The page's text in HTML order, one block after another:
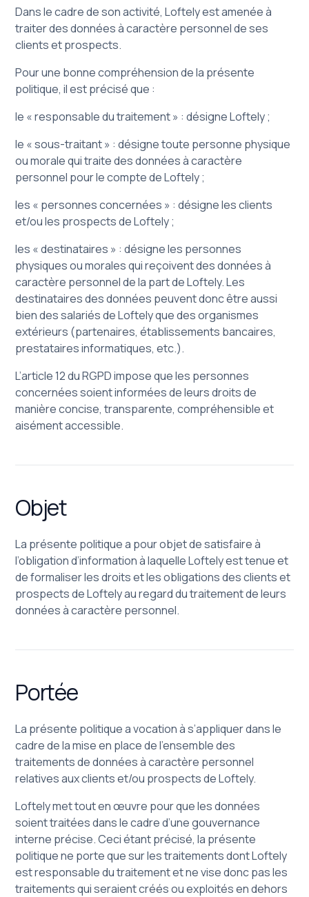
Dans le cadre de son activité, Loftely est amenée à
traiter des données à caractère personnel de ses
clients et prospects.
Pour une bonne compréhension de la présente
politique, il est précisé que :
le « responsable du traitement » : désigne Loftely ;
le « sous-traitant » : désigne toute personne physique
ou morale qui traite des données à caractère
personnel pour le compte de Loftely ;
les « personnes concernées » : désigne les clients
et/ou les prospects de Loftely ;
les « destinataires » : désigne les personnes
physiques ou morales qui reçoivent des données à
caractère personnel de la part de Loftely. Les
destinataires des données peuvent donc être aussi
bien des salariés de Loftely que des organismes
extérieurs (partenaires, établissements bancaires,
prestataires informatiques, etc.).
L’article 12 du RGPD impose que les personnes
concernées soient informées de leurs droits de
manière concise, transparente, compréhensible et
aisément accessible.
Objet
La présente politique a pour objet de satisfaire à
l’obligation d’information à laquelle Loftely est tenue et
de formaliser les droits et les obligations des clients et
prospects de Loftely au regard du traitement de leurs
données à caractère personnel.
Portée
La présente politique a vocation à s’appliquer dans le
cadre de la mise en place de l’ensemble des
traitements de données à caractère personnel
relatives aux clients et/ou prospects de Loftely.
Loftely met tout en œuvre pour que les données
soient traitées dans le cadre d’une gouvernance
interne précise. Ceci étant précisé, la présente
politique ne porte que sur les traitements dont Loftely
est responsable du traitement et ne vise donc pas les
traitements qui seraient créés ou exploités en dehors